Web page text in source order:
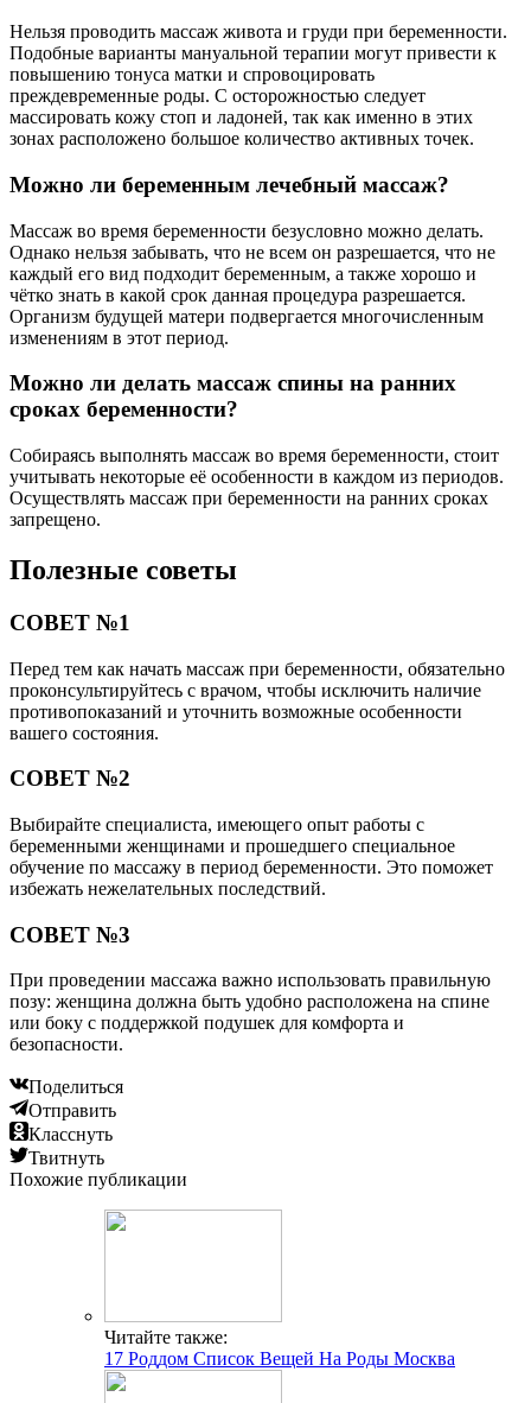
Нельзя проводить массаж живота и груди при беременности.
Подобные варианты мануальной терапии могут привести к
повышению тонуса матки и спровоцировать
преждевременные роды. С осторожностью следует
массировать кожу стоп и ладоней, так как именно в этих
зонах расположено большое количество активных точек.
Можно ли беременным лечебный массаж?
Массаж во время беременности безусловно можно делать.
Однако нельзя забывать, что не всем он разрешается, что не
каждый его вид подходит беременным, а также хорошо и
чётко знать в какой срок данная процедура разрешается.
Организм будущей матери подвергается многочисленным
изменениям в этот период.
Можно ли делать массаж спины на ранних
сроках беременности?
Собираясь выполнять массаж во время беременности, стоит
учитывать некоторые её особенности в каждом из периодов.
Осуществлять массаж при беременности на ранних сроках
запрещено.
Полезные советы
СОВЕТ №1
Перед тем как начать массаж при беременности, обязательно
проконсультируйтесь с врачом, чтобы исключить наличие
противопоказаний и уточнить возможные особенности
вашего состояния.
СОВЕТ №2
Выбирайте специалиста, имеющего опыт работы с
беременными женщинами и прошедшего специальное
обучение по массажу в период беременности. Это поможет
избежать нежелательных последствий.
СОВЕТ №3
При проведении массажа важно использовать правильную
позу: женщина должна быть удобно расположена на спине
или боку с поддержкой подушек для комфорта и
безопасности.
Поделиться
Отправить
Класснуть
Твитнуть
Похожие публикации
Читайте также:
17 Роддом Список Вещей На Роды Москва